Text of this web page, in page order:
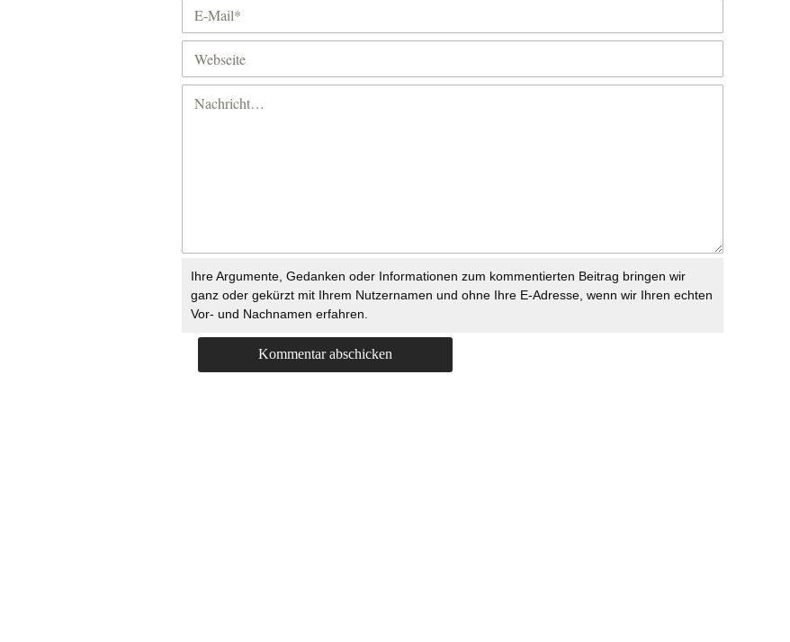
Ihre Argumente, Gedanken oder Informationen zum kommentierten Beitrag bringen wir
ganz oder gekürzt mit Ihrem Nutzernamen und ohne Ihre E-Adresse, wenn wir Ihren echten
Vor- und Nachnamen erfahren.